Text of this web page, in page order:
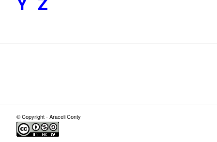
© Copyright - Araceli Conty